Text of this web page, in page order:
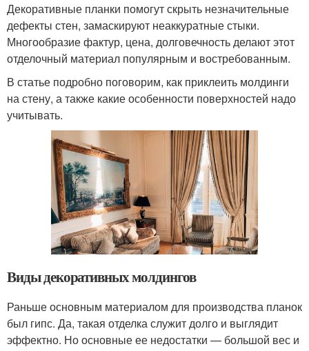
Декоративные планки помогут скрыть незначительные
дефекты стен, замаскируют неаккуратные стыки.
Многообразие фактур, цена, долговечность делают этот
отделочный материал популярным и востребованным.
В статье подробно поговорим, как приклеить молдинги
на стену, а также какие особенности поверхностей надо
учитывать.
Виды декоративных молдингов
Раньше основным материалом для производства планок
был гипс. Да, такая отделка служит долго и выглядит
эффектно. Но основные ее недостатки — большой вес и